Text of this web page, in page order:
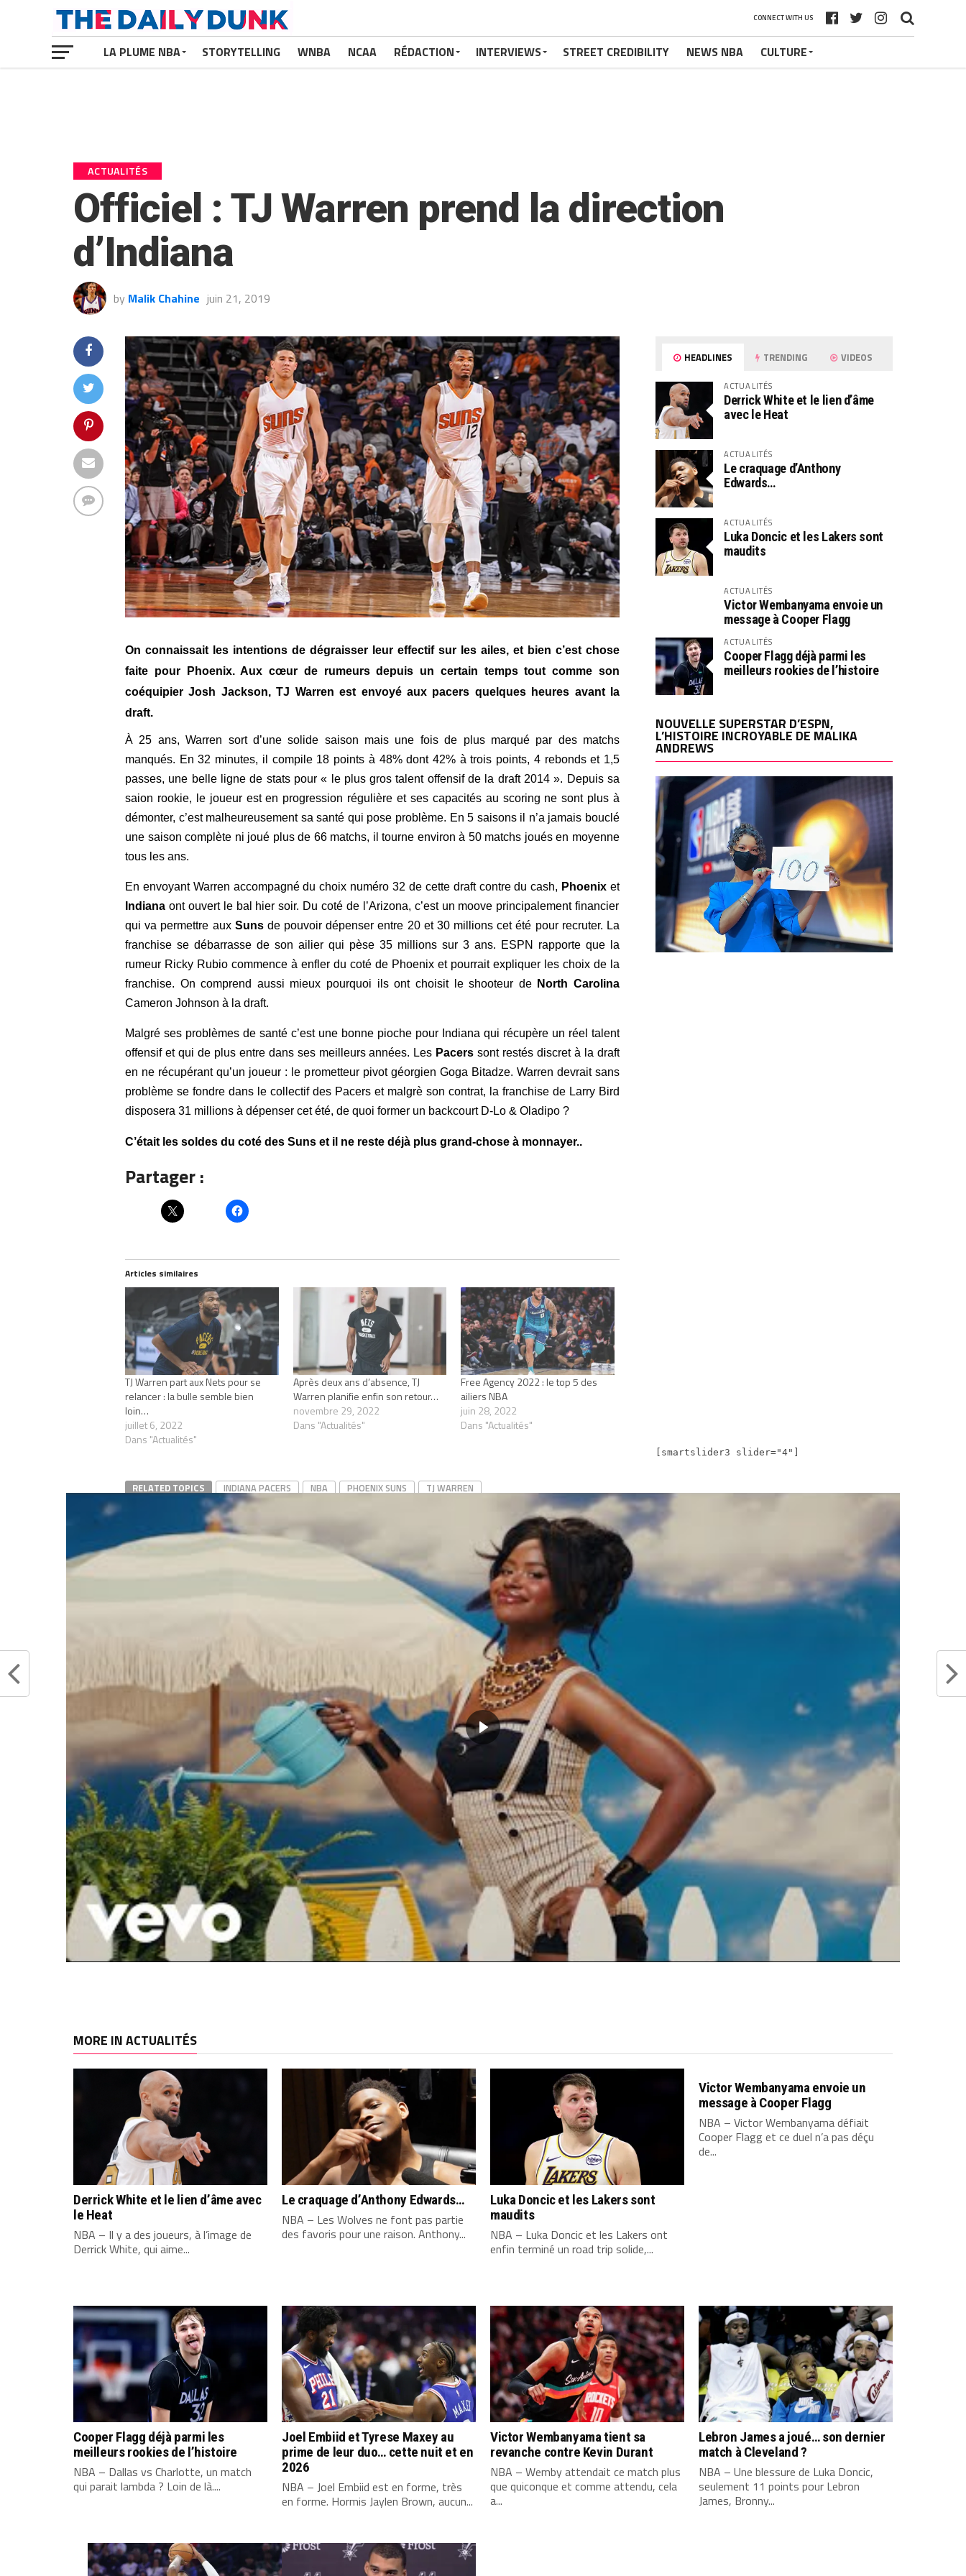
CONNECT WITH US
LA PLUME NBA STORYTELLING WNBA NCAA RÉDACTION INTERVIEWS STREET CREDIBILITY NEWS NBA CULTURE
ACTUALITÉS
Officiel : TJ Warren prend la direction
d’Indiana
by Malik Chahine juin 21, 2019
On connaissait les intentions de dégraisser leur effectif sur les ailes, et bien c’est chose
faite pour Phoenix. Aux cœur de rumeurs depuis un certain temps tout comme son
coéquipier Josh Jackson, TJ Warren est envoyé aux pacers quelques heures avant la
draft.
À 25 ans, Warren sort d’une solide saison mais une fois de plus marqué par des matchs
manqués. En 32 minutes, il compile 18 points à 48% dont 42% à trois points, 4 rebonds et 1,5
passes, une belle ligne de stats pour « le plus gros talent offensif de la draft 2014 ». Depuis sa
saion rookie, le joueur est en progression régulière et ses capacités au scoring ne sont plus à
démonter, c’est malheureusement sa santé qui pose problème. En 5 saisons il n’a jamais bouclé
une saison complète ni joué plus de 66 matchs, il tourne environ à 50 matchs joués en moyenne
tous les ans.
En envoyant Warren accompagné du choix numéro 32 de cette draft contre du cash, Phoenix et
Indiana ont ouvert le bal hier soir. Du coté de l’Arizona, c’est un moove principalement financier
qui va permettre auxSunsde pouvoir dépenser entre 20 et 30 millions cet été pour recruter. La
franchise se débarrasse de son ailier qui pèse 35 millions sur 3 ans. ESPN rapporte que la
rumeur Ricky Rubio commence à enfler du coté de Phoenix et pourrait expliquer les choix de la
franchise. On comprend aussi mieux pourquoi ils ont choisit le shooteur deNorth Carolina
Cameron Johnson à la draft.
Malgré ses problèmes de santé c’est une bonne pioche pour Indiana qui récupère un réel talent
offensif et qui de plus entre dans ses meilleurs années. Les Pacers sont restés discret à la draft
en ne récupérant qu’un joueur : le prometteur pivot géorgien Goga Bitadze. Warren devrait sans
problème se fondre dans le collectif des Pacers et malgrè son contrat, la franchise de Larry Bird
disposera 31 millions à dépenser cet été, de quoi former un backcourt D-Lo & Oladipo ?
C’était les soldes du coté des Suns et il ne reste déjà plus grand-chose à monnayer..
Partager :
Articles similaires
TJ Warren part aux Nets pour se
relancer : la bulle semble bien
loin…
juillet 6, 2022
Dans "Actualités"
Après deux ans d’absence, TJ
Warren planifie enfin son retour…
novembre 29, 2022
Dans "Actualités"
Free Agency 2022 : le top 5 des
ailiers NBA
juin 28, 2022
Dans "Actualités"
RELATED TOPICS INDIANA PACERS NBA PHOENIX SUNS TJ WARREN
HEADLINES TRENDING VIDEOS
ACTUALITÉS
Derrick White et le lien d’âme
avec le Heat
ACTUALITÉS
Le craquage d’Anthony
Edwards…
ACTUALITÉS
Luka Doncic et les Lakers sont
maudits
ACTUALITÉS
Victor Wembanyama envoie un
message à Cooper Flagg
ACTUALITÉS
Cooper Flagg déjà parmi les
meilleurs rookies de l’histoire
NOUVELLE SUPERSTAR D’ESPN,
L’HISTOIRE INCROYABLE DE MALIKA
ANDREWS
[smartslider3 slider="4"]
MORE IN ACTUALITÉS
Derrick White et le lien d’âme avec
le Heat
NBA – Il y a des joueurs, à l’image de
Derrick White, qui aime...
Le craquage d’Anthony Edwards…
NBA – Les Wolves ne font pas partie
des favoris pour une raison. Anthony...
Luka Doncic et les Lakers sont
maudits
NBA – Luka Doncic et les Lakers ont
enfin terminé un road trip solide,...
Victor Wembanyama envoie un
message à Cooper Flagg
NBA – Victor Wembanyama défiait
Cooper Flagg et ce duel n’a pas déçu
de...
Cooper Flagg déjà parmi les
meilleurs rookies de l’histoire
NBA – Dallas vs Charlotte, un match
qui parait lambda ? Loin de là....
Joel Embiid et Tyrese Maxey au
prime de leur duo… cette nuit et en
2026
NBA – Joel Embiid est en forme, très
en forme. Hormis Jaylen Brown, aucun...
Victor Wembanyama tient sa
revanche contre Kevin Durant
NBA – Wemby attendait ce match plus
que quiconque et comme attendu, cela
a...
Lebron James a joué… son dernier
match à Cleveland ?
NBA – Une blessure de Luka Doncic,
seulement 11 points pour Lebron
James, Bronny...